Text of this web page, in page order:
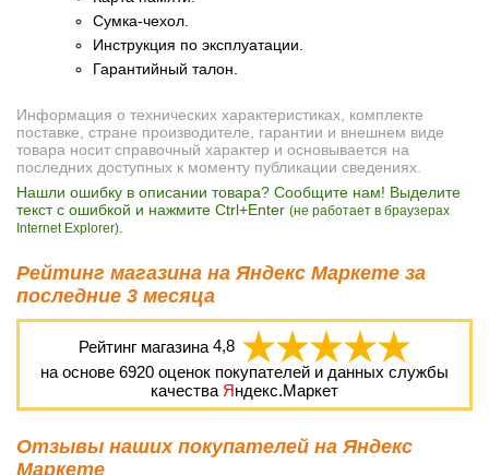
Сумка-чехол.
Инструкция по эксплуатации.
Гарантийный талон.
Информация о технических характеристиках, комплекте
поставке, стране производителе, гарантии и внешнем виде
товара носит справочный характер и основывается на
последних доступных к моменту публикации сведениях.
Нашли ошибку в описании товара? Сообщите нам! Выделите
текст с ошибкой и нажмите Ctrl+Enter (не работает в браузерах
Internet Explorer)
Рейтинг магазина на Яндекс Маркете за
последние 3 месяца
Рейтинг магазина 4,8
на основе 6920 оценок покупателей и данных службы
качества Яндекс.Маркет
Отзывы наших покупателей на Яндекс
Маркете